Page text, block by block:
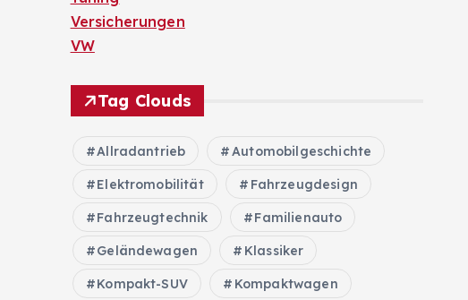
Versicherungen
VW
Tag Clouds
Allradantrieb Automobilgeschichte
Elektromobilität Fahrzeugdesign
Fahrzeugtechnik Familienauto
Geländewagen Klassiker
Kompakt-SUV Kompaktwagen